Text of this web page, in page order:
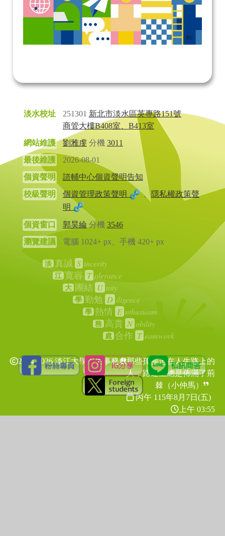
淡水校址 251301 新北市淡水區英專路151號
商管大樓B408室、B413室
網站維護
劉雅虔分機 3011
最後維護
2026-08-01
個資聲明
諮輔中心個資聲明告知
校級聲明
個資管理政策聲明 、 隱私權政策聲
明
個資窗口 郭昊綸 分機 3546
瀏覽建議
電腦 1024+ px、手機 420+ px
淡 真誠 S incerity
江 寬容 T olerance
大 團結 U nity
學 勤勉 D iligence
學 熱情 E nthusiasm
務 高貴 N obility
處 合作 T eamwork
2024-2026 淡江大學學生事務處那些孤獨走在人生路上的
人，路途上總是佈滿了荊
棘（小仲馬）
丙午 115年8月7日(五)
上午 03:55